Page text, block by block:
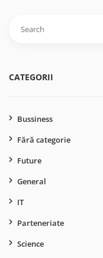
după:
CATEGORII
Bussiness
Fără categorie
Future
General
IT
Parteneriate
Science